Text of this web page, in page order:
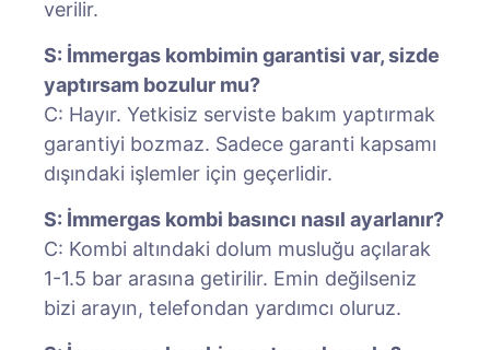
verilir.
S: İmmergas kombimin garantisi var, sizde
yaptırsam bozulur mu?
C: Hayır. Yetkisiz serviste bakım yaptırmak
garantiyi bozmaz. Sadece garanti kapsamı
dışındaki işlemler için geçerlidir.
S: İmmergas kombi basıncı nasıl ayarlanır?
C: Kombi altındaki dolum musluğu açılarak
1-1.5 bar arasına getirilir. Emin değilseniz
bizi arayın, telefondan yardımcı oluruz.